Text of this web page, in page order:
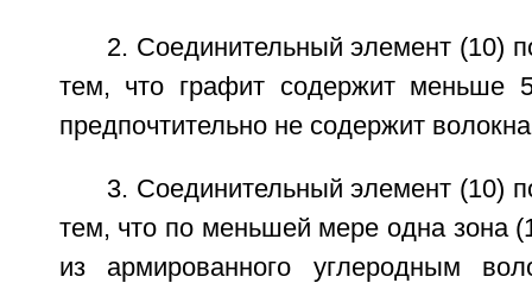
2. Соединительный элемент (10)
тем, что графит содержит меньше
предпочтительно не содержит
3. Соединительный элемент (10)
тем, что по меньшей мере одна зона
из армированного углеродным